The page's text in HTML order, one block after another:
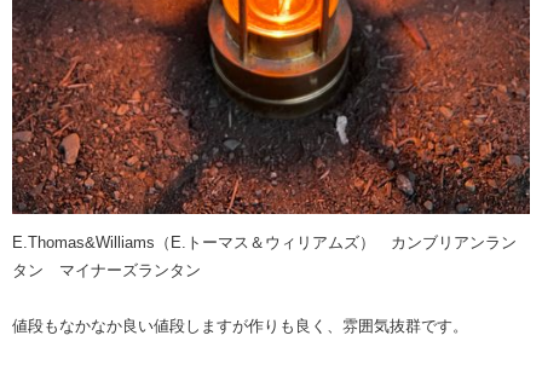
E.Thomas&Williams（E.トーマス＆ウィリアムズ） カンブリアンラン
タン マイナーズランタン
値段もなかなか良い値段しますが作りも良く、雰囲気抜群です。